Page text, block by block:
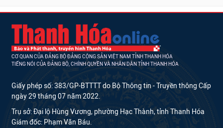
CƠ QUAN CỦA ĐẢNG BỘ ĐẢNG CỘNG SẢN VIỆT NAM TỈNH THANH HÓA
TIẾNG NÓI CỦA ĐẢNG BỘ, CHÍNH QUYỀN VÀ NHÂN DÂN TỈNH THANH HÓA
Giấy phép số: 383/GP-BTTTT do Bộ Thông tin - Truyền thông Cấp
ngày 29 tháng 07 năm 2022.
Trụ sở: Đại lộ Hùng Vương, phường Hạc Thành, tỉnh Thanh Hóa
Giám đốc: Phạm Văn Báu.